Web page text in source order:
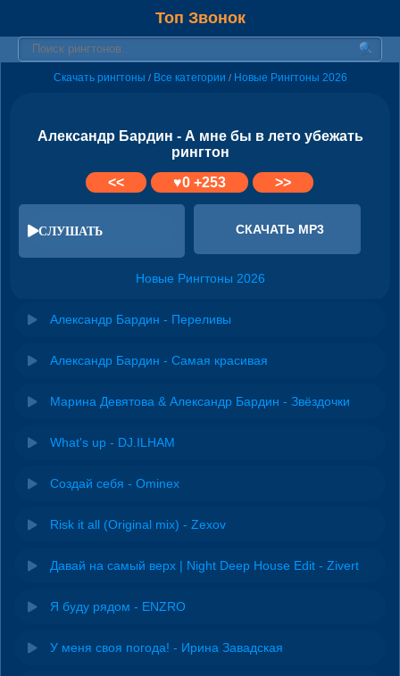
Топ Звонок
Скачать рингтоны / Все категории / Новые Рингтоны 2026
Александр Бардин - А мне бы в лето убежать
рингтон
<<
♥0+253 >>
СЛУШАТЬ СКАЧАТЬ MP3
Новые Рингтоны 2026
Александр Бардин - Переливы
Александр Бардин - Самая красивая
Марина Девятова & Александр Бардин - Звёздочки
What's up - DJ.ILHAM
Создай себя - Ominex
Risk it all (Original mix) - Zexov
Давай на самый верх | Night Deep House Edit - Zivert
Я буду рядом - ENZRO
У меня своя погода! - Ирина Завадская